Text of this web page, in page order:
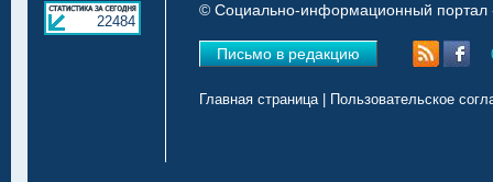
22484
© Социально-информационный портал
Письмо в редакцию
Главная страница| Пользовательское